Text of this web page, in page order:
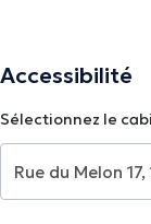
Brûlés et la
La description a été
informations vérifiées.
Accessibilité
Sélectionnez le